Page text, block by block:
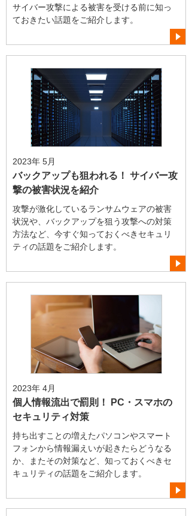
サイバー攻撃による被害を受ける前に知っ
ておきたい話題をご紹介します。
2023年 5月
バックアップも狙われる！ サイバー攻
撃の被害状況を紹介
攻撃が激化しているランサムウェアの被害
状況や、バックアップを狙う攻撃への対策
方法など、今すぐ知っておくべきセキュリ
ティの話題をご紹介します。
2023年 4月
個人情報流出で罰則！ PC・スマホの
セキュリティ対策
持ち出すことの増えたパソコンやスマート
フォンから情報漏えいが起きたらどうなる
か、またその対策など、知っておくべきセ
キュリティの話題をご紹介します。